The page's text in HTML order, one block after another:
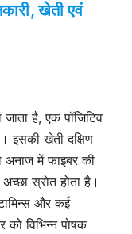
खेती एवं
है, एक पॉजिटिव
इसकी खेती दक्षिण
अनाज में फाइबर की
स्रोत होता है।
और कई
विभिन्न पोषक